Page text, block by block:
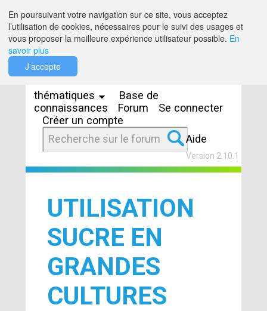
thématiques
Base de
connaissances
Forum
Se connecter
Créer un compte
Aide
Version 2.10.1
UTILISATION
SUCRE EN
GRANDES
CULTURES
En poursuivant votre navigation sur ce site, vous acceptez
l’utilisation de cookies, nécessaires pour le suivi des usages et
vous proposer la meilleure expérience utilisateur possible. En
savoir plus
J'accepte